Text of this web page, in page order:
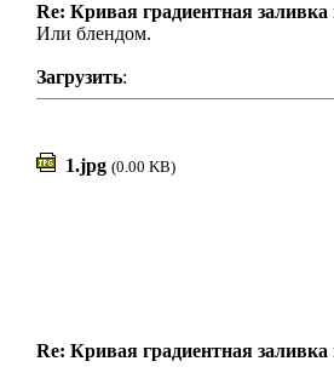
Re: Кривая градиентная заливка
Или блендом.
Загрузить:
1.jpg (0.00 KB)
Re: Кривая градиентная заливка